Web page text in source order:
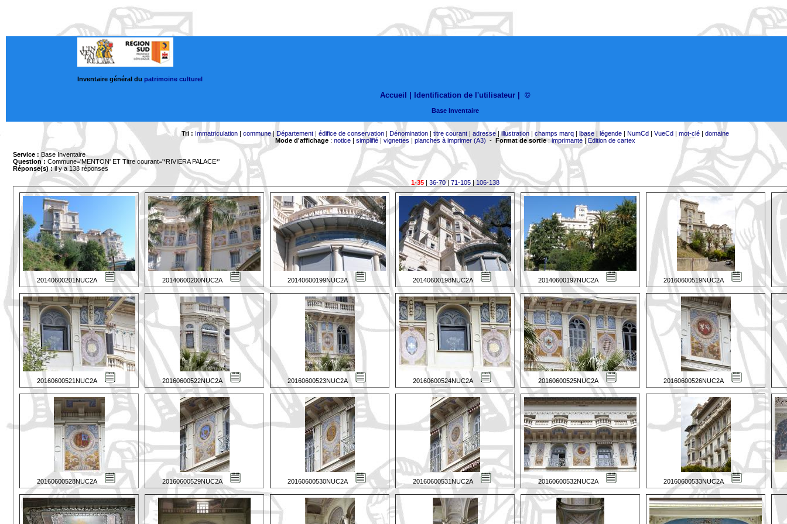
Inventaire général du patrimoine culturel
Accueil | Identification de l'utilisateur ©
Base Inventaire
Tri : Immatriculation| commune| Département| édifice de conservation| Dénomination| titre courant| adresse|illustration| champs marq| lbase| légende| NumCd| VueCd| mot-clé| domaine
Mode d'affichage: notice| simplifié| vignettes | planches à imprimer (A3) - Format de sortie:imprimante| Edition de cartex
Service : Base Inventaire
Question : Commune='MENTON' ET Titre courant='*RIVIERA PALACE*'
Réponse(s) :il y a 138 réponses
1-35| 36-70| 71-105|106-138
20140600201NUC2A 20140600200NUC2A 20140600199NUC2A 20140600198NUC2A 20140600197NUC2A 20160600519NUC2A
20160600521NUC2A 20160600522NUC2A 20160600523NUC2A 20160600524NUC2A 20160600525NUC2A 20160600526NUC2A
20160600528NUC2A 20160600529NUC2A 20160600530NUC2A 20160600531NUC2A 20160600532NUC2A 20160600533NUC2A